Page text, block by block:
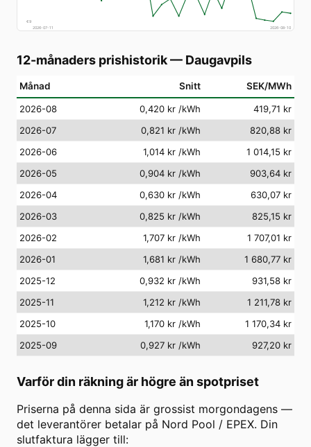
€9
2026-07-11
2026-08-10
12-månaders prishistorik— Daugavpils
Månad Snitt SEK/MWh
2026-08 0,420 kr /kWh
419,71 kr
2026-07
0,821 kr /kWh
820,88 kr
2026-06
1,014 kr /kWh
1 014,15 kr
2026-05
0,904 kr /kWh
903,64 kr
2026-04
0,630 kr /kWh
630,07 kr
2026-03
0,825 kr /kWh
825,15 kr
2026-02
1,707 kr /kWh
1 707,01 kr
2026-01
1,681 kr /kWh
1 680,77 kr
2025-12
0,932 kr /kWh
931,58 kr
2025-11
1,212 kr /kWh
1 211,78 kr
2025-10
1,170 kr /kWh
1 170,34 kr
2025-09
0,927 kr /kWh 927,20 kr
Varför din räkning är högre än spotpriset
Priserna på denna sida är grossist morgondagens —
det leverantörer betalar på Nord Pool / EPEX. Din
slutfaktura lägger till: